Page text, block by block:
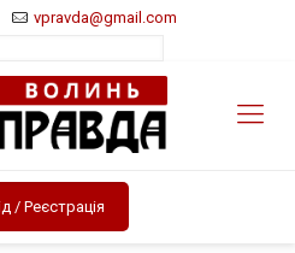
vpravda@gmail.com
/ Реєстрація